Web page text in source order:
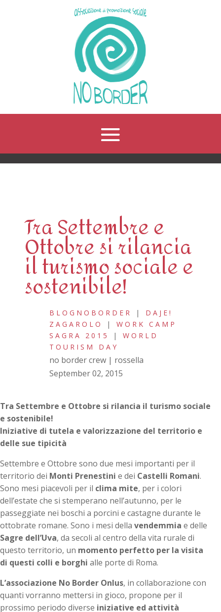
Tra Settembre e
Ottobre si rilancia
il turismo sociale e
sostenibile!
BLOGNOBORDER | DAJE!
ZAGAROLO
| WORK CAMP
SAGRA 2015
| WORLD
TOURISM DAY
no border crew | rossella
September 02, 2015
Tra Settembre e Ottobre si rilancia il turismo sociale
e sostenibile!
Iniziative di tutela e valorizzazione del territorio e
delle sue tipicità
Settembre e Ottobre sono due mesi importanti per il
territorio dei Monti Prenestini e dei Castelli Romani.
Sono mesi piacevoli per il clima mite, per i colori
dell’estate che si stemperano nell’autunno, per le
passeggiate nei boschi a porcini e castagne durante le
ottobrate romane. Sono i mesi della vendemmia e delle
Sagre dell’Uva, da secoli al centro della vita rurale di
questo territorio, un momento perfetto per la visita
di questi colli e borghi alle porte di Roma.
L’associazione No Border Onlus, in collaborazione con
quanti vorranno mettersi in gioco, propone per il
prossimo periodo diverse iniziative ed attività